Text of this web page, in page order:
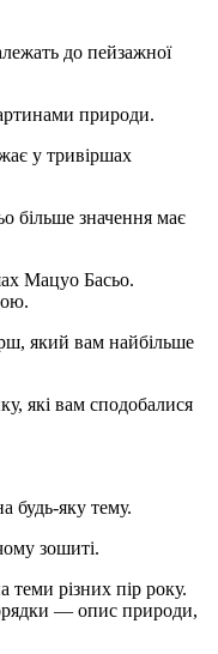
до пейзажної
природи.
у тривіршах
більше значення має
Мацуо Басьо.
який вам найбільше
які вам сподобалися
будь-яку тему.
зошиті.
теми різних пір року.
— опис природи,